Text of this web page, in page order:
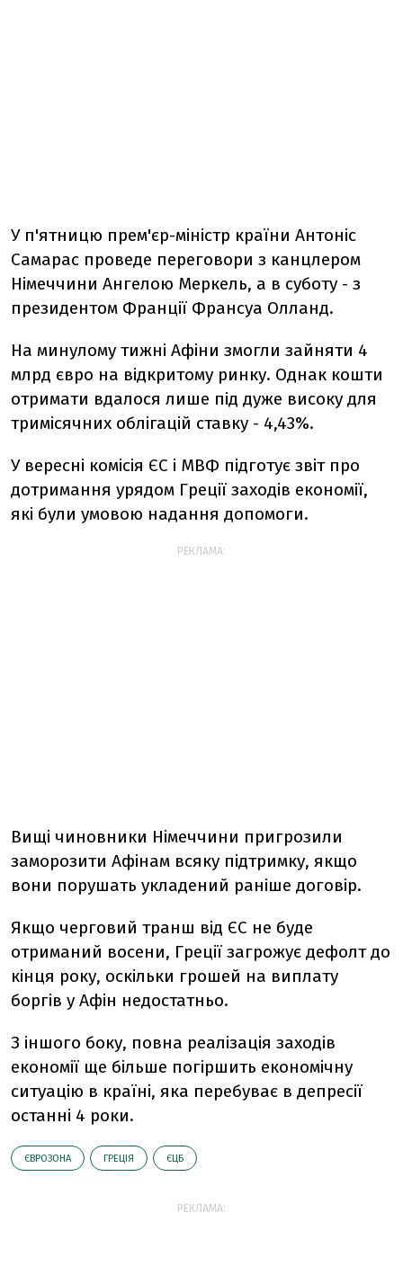
У п'ятницю прем'єр-міністр країни Антоніс
Самарас проведе переговори з канцлером
Німеччини Ангелою Меркель, а в суботу - з
президентом Франції Франсуа Олланд.
На минулому тижні Афіни змогли зайняти 4
млрд євро на відкритому ринку. Однак кошти
отримати вдалося лише під дуже високу для
тримісячних облігацій ставку - 4,43%.
У вересні комісія ЄС і МВФ підготує звіт про
дотримання урядом Греції заходів економії,
які були умовою надання допомоги.
РЕКЛАМА:
Вищі чиновники Німеччини пригрозили
заморозити Афінам всяку підтримку, якщо
вони порушать укладений раніше договір.
Якщо черговий транш від ЄС не буде
отриманий восени, Греції загрожує дефолт до
кінця року, оскільки грошей на виплату
боргів у Афін недостатньо.
З іншого боку, повна реалізація заходів
економії ще більше погіршить економічну
ситуацію в країні, яка перебуває в депресії
останні 4 роки.
ЄВРОЗОНА ГРЕЦІЯ ЄЦБ
РЕКЛАМА: